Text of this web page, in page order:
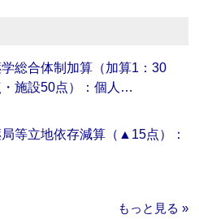
総合体制加算（加算1：30
施設50点）：個人…
局等立地依存減算（▲15点）：
もっと見る »